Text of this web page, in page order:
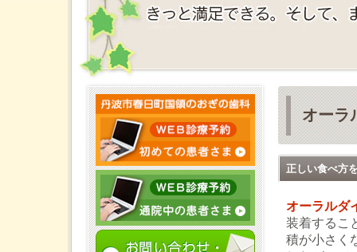
オーラ
正しい食べ方
オーラルダ
装着するこ
積が小さく